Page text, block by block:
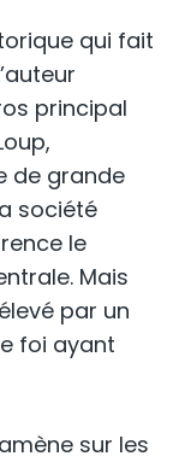
qui fait
principal
de grande
société
le
Mais
par un
foi ayant
sur les